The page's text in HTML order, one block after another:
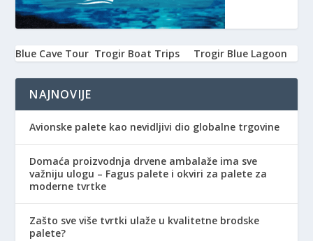
Blue Cave Tour Trogir Boat Trips Trogir Blue Lagoon
NAJNOVIJE
Avionske palete kao nevidljivi dio globalne trgovine
Domaća proizvodnja drvene ambalaže ima sve
važniju ulogu – Fagus palete i okviri za palete za
moderne tvrtke
Zašto sve više tvrtki ulaže u kvalitetne brodske
palete?